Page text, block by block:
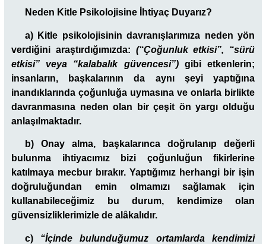
Neden Kitle Psikolojisine İhtiyaç Duyarız?
a) Kitle psikolojisinin davranışlarımıza neden yön
verdiğini araştırdığımızda: (“Çoğunluk etkisi”, “sürü
etkisi” veya “kalabalık güvencesi”) gibi etkenlerin;
insanların, başkalarının da aynı şeyi yaptığına
inandıklarında çoğunluğa uymasına ve onlarla birlikte
davranmasına neden olan bir çeşit ön yargı olduğu
anlaşılmaktadır.
b) Onay alma, başkalarınca doğrulanıp değerli
bulunma ihtiyacımız bizi çoğunluğun fikirlerine
katılmaya mecbur bırakır. Yaptığımız herhangi bir işin
doğruluğundan emin olmamızı sağlamak için
kullanabileceğimiz bu durum, kendimize olan
güvensizliklerimizle de alâkalıdır.
c) “İçinde bulunduğumuz ortamlarda kendimizi